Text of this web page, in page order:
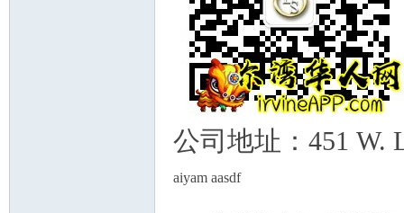
公司地址：451 W.
aiyam aasdf